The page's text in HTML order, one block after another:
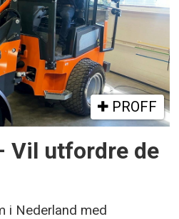
PROFF
Vil utfordre de
i Nederland med